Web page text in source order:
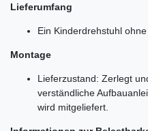
Lieferumfang
Ein Kinderdrehstuhl
Montage
Lieferzustand: Zerlegt
verständliche
wird mitgeliefert.